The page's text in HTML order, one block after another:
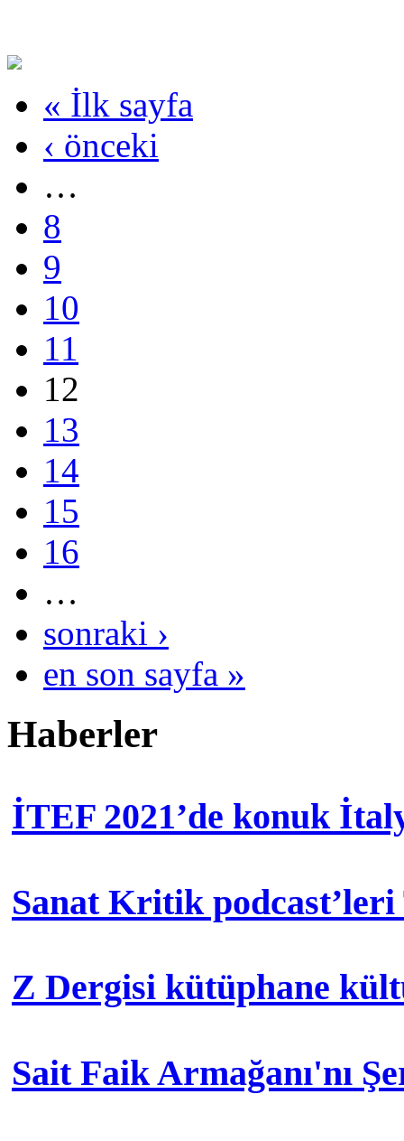
« İlk sayfa
‹ önceki
…
8
9
10
11
12
13
14
15
16
…
sonraki ›
en son sayfa »
Haberler
İTEF 2021’de konuk
Sanat Kritik podcast’leri
Z Dergisi kütüphane
Sait Faik Armağanı'nı